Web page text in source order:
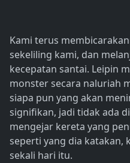
Kami terus
sekeliling kami, dan
kecepatan santai. Leipin
monster secara naluriah
siapa pun yang akan
signifikan, jadi tidak ada
mengejar kereta yang
seperti yang dia katakan,
sekali hari itu.